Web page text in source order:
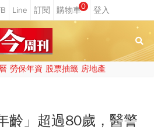
0
勞保年資 股票抽籤 房地產
齡」超過80歲，醫警